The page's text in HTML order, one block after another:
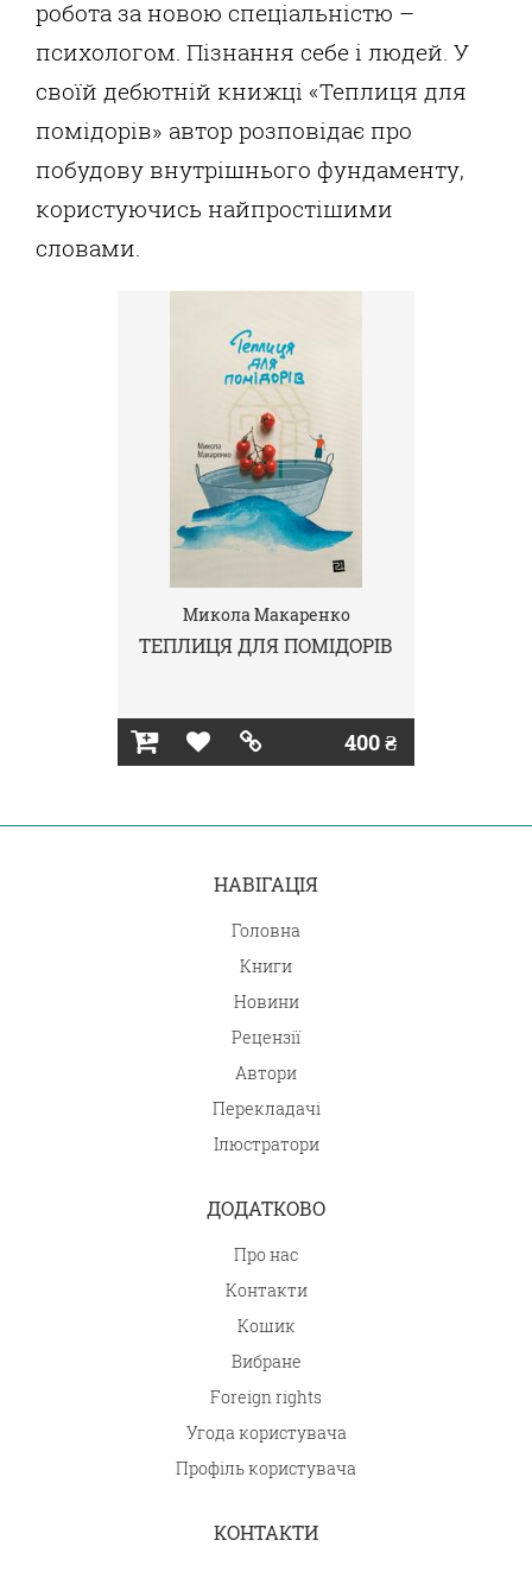
робота за новою спеціальністю –
психологом. Пізнання себе і людей. У
своїй дебютній книжці «Теплиця для
помідорів» автор розповідає про
побудову внутрішнього фундаменту,
користуючись найпростішими
словами.
Микола Макаренко
ТЕПЛИЦЯ ДЛЯ ПОМІДОРІВ
400 ₴
НАВІГАЦІЯ
Головна
Книги
Новини
Рецензії
Автори
Перекладачі
Ілюстратори
ДОДАТКОВО
Про нас
Контакти
Кошик
Вибране
Foreign rights
Угода користувача
Профіль користувача
КОНТАКТИ